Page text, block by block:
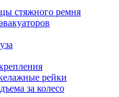
стяжного ремня
рейки
за колесо